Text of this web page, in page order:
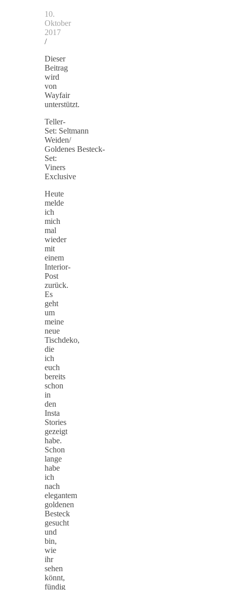
10.
Oktober
2017
/
Dieser
Beitrag
wird
von
Wayfair
unterstützt.
Teller-
Set: Seltmann
Weiden/
Goldenes Besteck-
Set:
Viners
Exclusive
Heute
melde
ich
mich
mal
wieder
mit
einem
Interior-
Post
zurück.
Es
geht
um
meine
neue
Tischdeko,
die
ich
euch
bereits
schon
in
den
Insta
Stories
gezeigt
habe.
Schon
lange
habe
ich
nach
elegantem
goldenen
Besteck
gesucht
und
bin,
wie
ihr
sehen
könnt,
fündig